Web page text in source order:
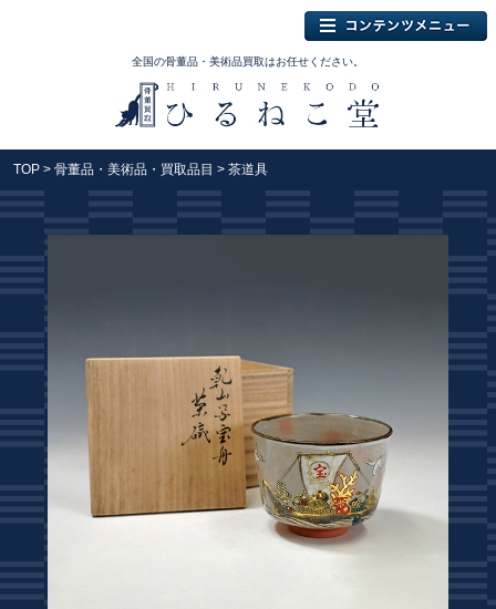
全国の骨董品・美術品買取はお任せください。
TOP > 骨董品・美術品・買取品目 > 茶道具